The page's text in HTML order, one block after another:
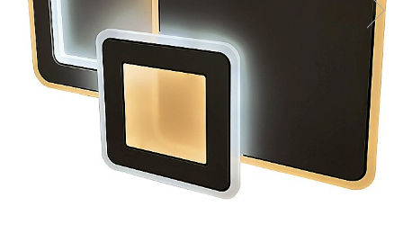
Iluminat arhitectural
Lampadare
Becuri LED Decor
Lampi de birou
Profil aluminiu
Priza exterior